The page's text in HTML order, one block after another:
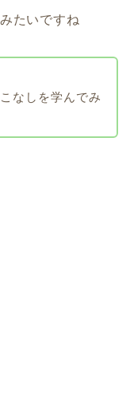
たいですね
なしを学んでみ